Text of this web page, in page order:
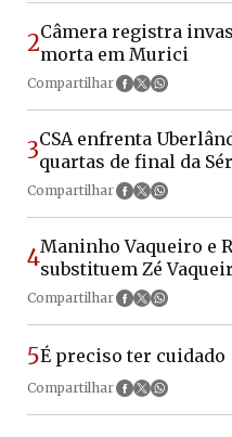
2Câmera registra
morta em Murici
Compartilhar
3CSA enfrenta
quartas de final da
Compartilhar
4Maninho Vaqueiro e
substituem Zé
Compartilhar
5É preciso ter cuidado
Compartilhar